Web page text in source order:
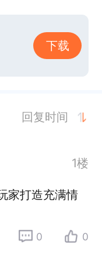
下载
回复时间
1楼
家打造充满情
0 0